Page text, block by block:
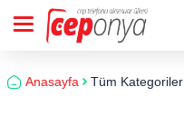
Anasayfa Tüm Kategoriler